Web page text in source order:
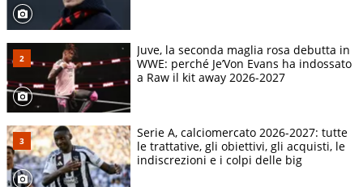
Juve, la seconda maglia rosa debutta in
WWE: perché Je’Von Evans ha indossato
a Raw il kit away 2026-2027
Serie A, calciomercato 2026-2027: tutte
le trattative, gli obiettivi, gli acquisti, le
indiscrezioni e i colpi delle big